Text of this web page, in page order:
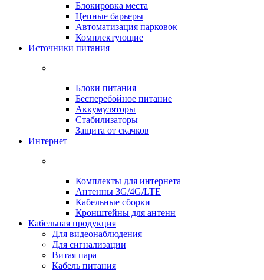
Блокировка места
Цепные барьеры
Автоматизация парковок
Комплектующие
Источники питания
Блоки питания
Бесперебойное питание
Аккумуляторы
Стабилизаторы
Защита от скачков
Интернет
Комплекты для интернета
Антенны 3G/4G/LTE
Кабельные сборки
Кронштейны для антенн
Кабельная продукция
Для видеонаблюдения
Для сигнализации
Витая пара
Кабель питания